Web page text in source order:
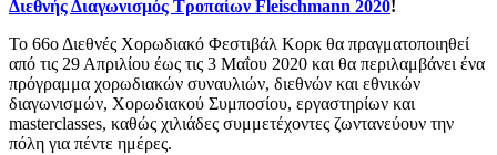
Διεθνής Διαγωνισμός Τροπαίων Fleischmann 2020!
Το 66ο Διεθνές Χορωδιακό Φεστιβάλ Κορκ θα πραγματοποιηθεί
από τις 29 Απριλίου έως τις 3 Μαΐου 2020 και θα περιλαμβάνει ένα
πρόγραμμα χορωδιακών συναυλιών, διεθνών και εθνικών
διαγωνισμών, Χορωδιακού Συμποσίου, εργαστηρίων και
masterclasses, καθώς χιλιάδες συμμετέχοντες ζωντανεύουν την
πόλη για πέντε ημέρες.